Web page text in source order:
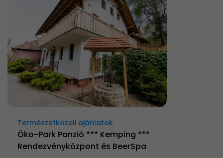
Természetközeli ajánlatok
Öko-Park Panzió *** Kemping ***
Rendezvényközpont és BeerSpa